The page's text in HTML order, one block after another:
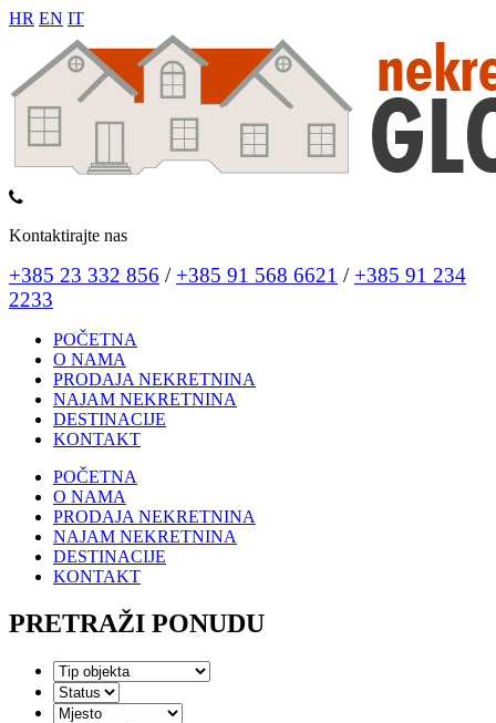
HR EN IT
Kontaktirajte nas
+385 23 332 856 / +385 91 568 6621 / +385 91 234
2233
POČETNA
O NAMA
PRODAJA NEKRETNINA
NAJAM NEKRETNINA
DESTINACIJE
KONTAKT
POČETNA
O NAMA
PRODAJA NEKRETNINA
NAJAM NEKRETNINA
DESTINACIJE
KONTAKT
PRETRAŽI PONUDU